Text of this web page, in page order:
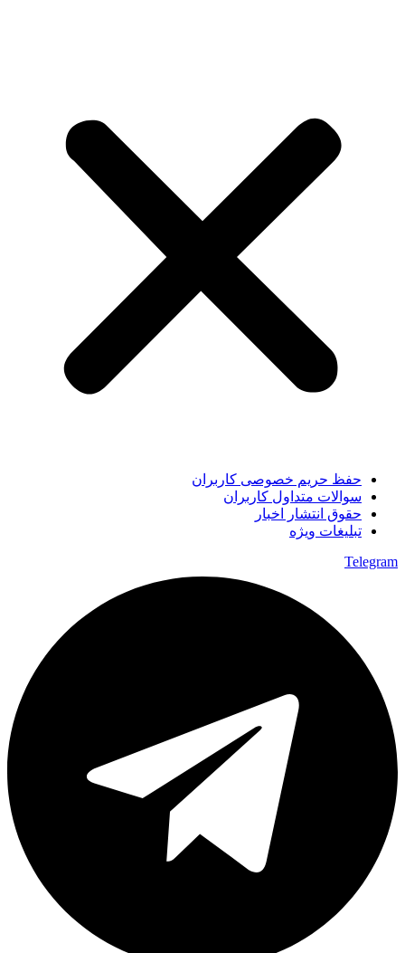
حفظ حریم خصوصی کاربران
سوالات متداول کاربران
حقوق انتشار اخبار
تبلیغات ویژه
Telegram